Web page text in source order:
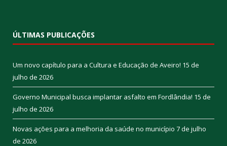
ÚLTIMAS PUBLICAÇÕES
Um novo capítulo para a Cultura e Educação de Aveiro! 15 de
julho de 2026
Governo Municipal busca implantar asfalto em Fordlândia! 15 de
julho de 2026
Novas ações para a melhoria da saúde no município 7 de julho
de 2026